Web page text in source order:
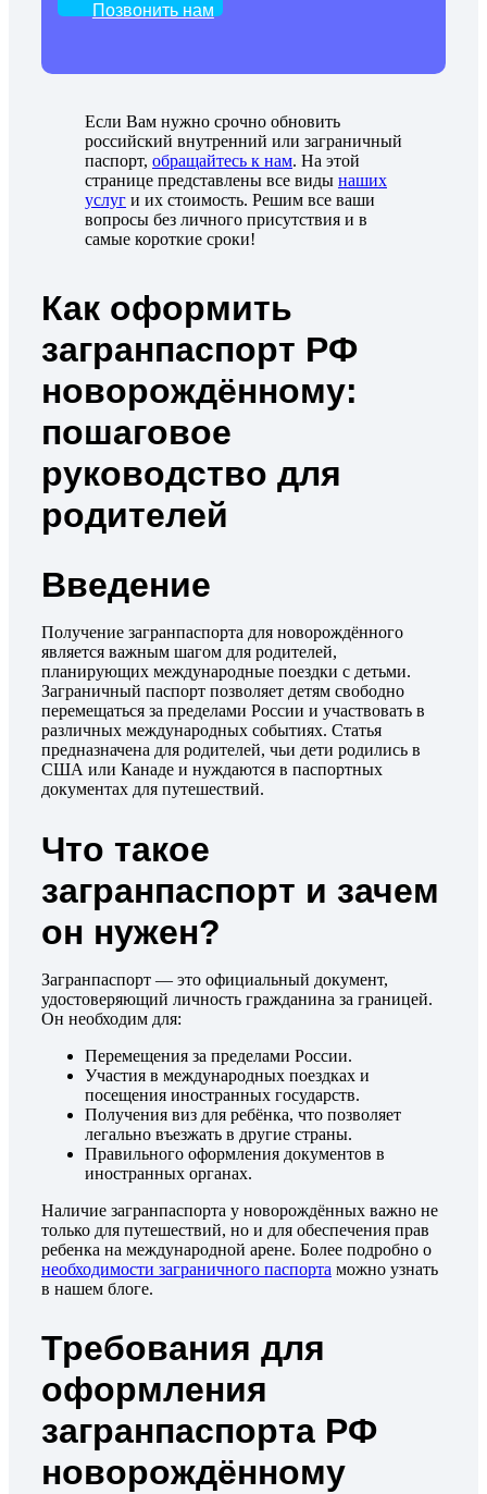
Позвонить нам
Если Вам нужно срочно обновить
российский внутренний или заграничный
паспорт, обращайтесь к нам. На этой
странице представлены все виды наших
услуг и их стоимость. Решим все ваши
вопросы без личного присутствия и в
самые короткие сроки!
Как оформить
загранпаспорт РФ
новорождённому:
пошаговое
руководство для
родителей
Введение
Получение загранпаспорта для новорождённого
является важным шагом для родителей,
планирующих международные поездки с детьми.
Заграничный паспорт позволяет детям свободно
перемещаться за пределами России и участвовать в
различных международных событиях. Статья
предназначена для родителей, чьи дети родились в
США или Канаде и нуждаются в паспортных
документах для путешествий.
Что такое
загранпаспорт и зачем
он нужен?
Загранпаспорт — это официальный документ,
удостоверяющий личность гражданина за границей.
Он необходим для:
Перемещения за пределами России.
Участия в международных поездках и
посещения иностранных государств.
Получения виз для ребёнка, что позволяет
легально въезжать в другие страны.
Правильного оформления документов в
иностранных органах.
Наличие загранпаспорта у новорождённых важно не
только для путешествий, но и для обеспечения прав
ребенка на международной арене. Более подробно о
необходимости заграничного паспорта можно узнать
в нашем блоге.
Требования для
оформления
загранпаспорта РФ
новорождённому